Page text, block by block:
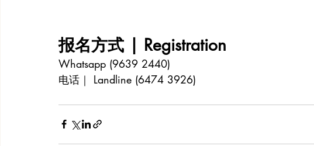
报名方式 | Registration
Whatsapp (9639 2440)
电话｜ Landline (6474 3926)